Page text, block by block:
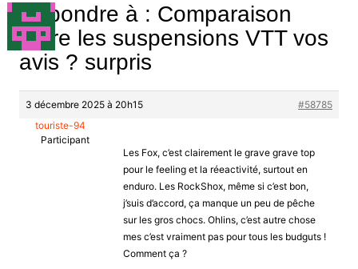
Répondre à : Comparaison
entre les suspensions VTT vos
avis ? surpris
3 décembre 2025 à 20h15
#58785
touriste-94
Participant
Les Fox, c’est clairement le grave grave top
pour le feeling et la réeactivité, surtout en
enduro. Les RockShox, même si c’est bon,
j’suis d’accord, ça manque un peu de pêche
sur les gros chocs. Ohlins, c’est autre chose
mes c’est vraiment pas pour tous les budguts !
Comment ça ?